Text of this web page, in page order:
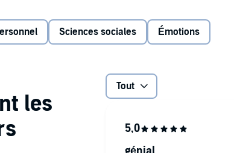
les rituels, outil universel, simple et poétique, qui
du sens à nosactions quotidiennes. Pacifier nos
veiller sur notre santé, honorer la nature et les cycles,
la mort... Un regard subtil et sensible pour incarner
Sciences sociales Émotions
Tout